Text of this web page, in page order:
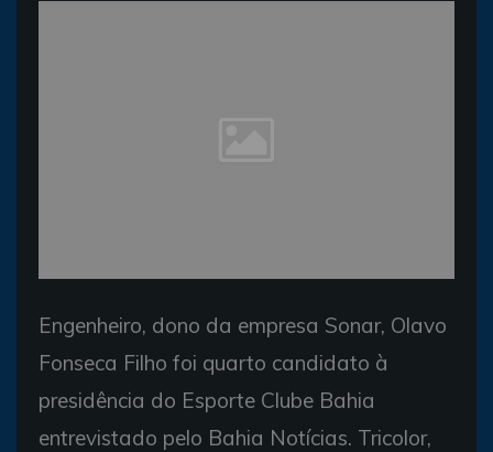
Engenheiro, dono da empresa Sonar, Olavo
Fonseca Filho foi quarto candidato à
presidência do Esporte Clube Bahia
entrevistado pelo Bahia Notícias. Tricolor,